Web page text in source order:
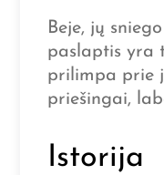
Beje, jų
paslaptis yra
prilimpa prie
priešingai,
Istorija